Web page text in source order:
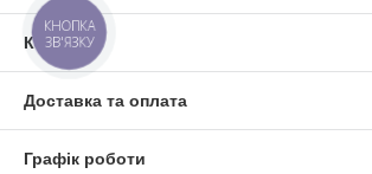
Контакти
Доставка та оплата
Графік роботи
КНОПКА
ЗВ'ЯЗКУ